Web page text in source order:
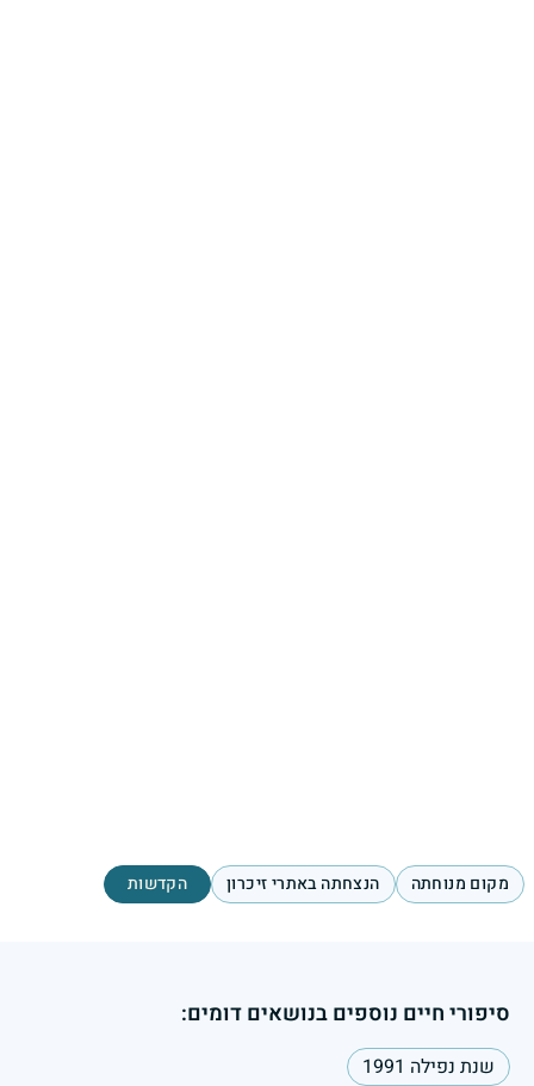
מקום מנוחתה הנצחתה באתרי זיכרון הקדשות
סיפורי חיים נוספים בנושאים דומים:
שנת נפילה 1991